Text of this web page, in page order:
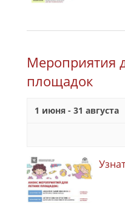
Мероприятия
площадок
1 июня - 31 августа